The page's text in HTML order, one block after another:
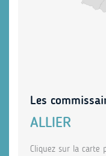
Les
ALLIER
Cliquez sur la carte